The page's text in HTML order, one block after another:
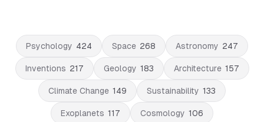
Psychology 424 Space 268 Astronomy 247
Inventions 217 Geology 183 Architecture 157
Climate Change 149 Sustainability 133
Exoplanets 117 Cosmology 106